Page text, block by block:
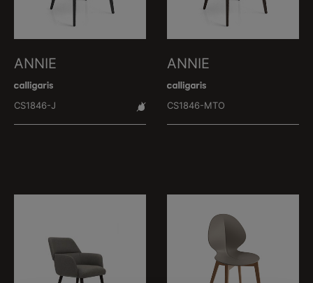
ANNIE
CS1846-J
ANNIE
CS1846-MTO